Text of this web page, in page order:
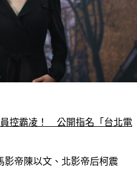
控霸凌！　公開指名「台北電